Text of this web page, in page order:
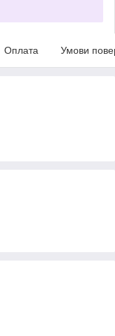
Оплата Умови